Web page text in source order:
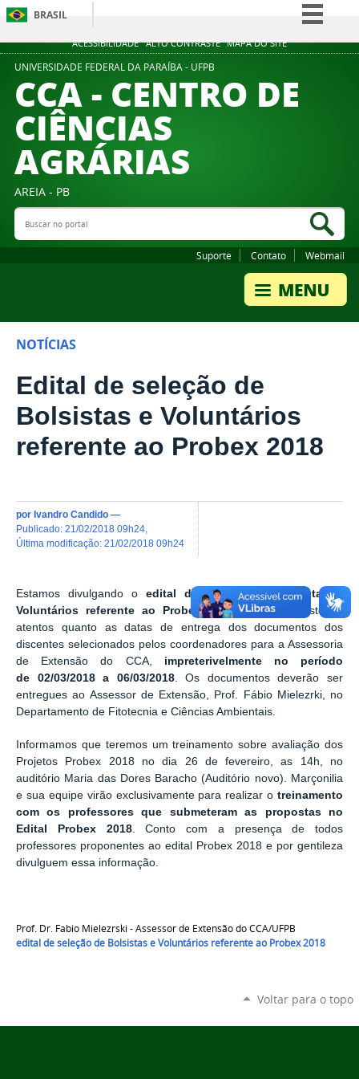
ACESSIBILIDADE ALTO CONTRASTE MAPA DO SITE
BRASIL
Simplifique!
Participe
UNIVERSIDADE FEDERAL DA PARAÍBA - UFPB
CCA - CENTRO DE
CIÊNCIAS
AGRÁRIAS
AREIA - PB
Buscar no portal
Suporte Contato Webmail
NOTÍCIAS
Edital de seleção de
Bolsistas e Voluntários
referente ao Probex 2018
por Ivandro Candido —
publicado: 21/02/2018 09h24
última modificação: 21/02/2018 09h24
Estamos divulgando o edital de seleção de Bolsistas e
Voluntários referente ao Probex 2018 . Por favor estejam
atentos quanto as datas de entrega dos documentos dos
discentes selecionados pelos coordenadores para a Assessoria
de Extensão do CCA,
impreterivelmente no período
de 02/03/2018a 06/03/2018. Os documentos deverão ser
entregues ao Assessor de Extensão, Prof. Fábio Mielezrki, no
Departamento de Fitotecnia e Ciências Ambientais.
Informamos que teremos um treinamento sobre avaliação dos
Projetos Probex 2018 no dia 26 de fevereiro, as 14h, no
auditório Maria das Dores Baracho (Auditório novo). Marçonilia
e sua equipe virão exclusivamente para realizar o treinamento
com os
professores que submeteram as propostas no
Edital Probex 2018. Conto com a presença de todos
professores proponentes ao edital Probex 2018 e por gentileza
divulguem essa informação.
Prof. Dr. Fabio Mielezrski - Assessor de Extensão do CCA/UFPB
edital de seleção de Bolsistas e Voluntários referente ao Probex 2018
Voltar para o topo